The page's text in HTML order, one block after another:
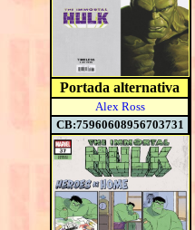
Portada alternativa
Alex Ross
CB:75960608956703731